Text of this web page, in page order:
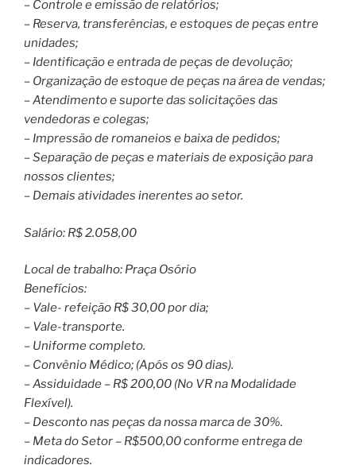
– Controle e emissão de relatórios;
– Reserva, transferências, e estoques de peças entre
unidades;
– Identificação e entrada de peças de devolução;
– Organização de estoque de peças na área de vendas;
– Atendimento e suporte das solicitações das
vendedoras e colegas;
– Impressão de romaneios e baixa de pedidos;
– Separação de peças e materiais de exposição para
nossos clientes;
– Demais atividades inerentes ao setor.
Salário: R$ 2.058,00
Local de trabalho: Praça Osório
Benefícios:
– Vale- refeição R$ 30,00 por dia;
– Vale-transporte.
– Uniforme completo.
– Convênio Médico; (Após os 90 dias).
– Assiduidade – R$ 200,00 (No VR na Modalidade
Flexível).
– Desconto nas peças da nossa marca de 30%.
– Meta do Setor – R$500,00 conforme entrega de
indicadores.